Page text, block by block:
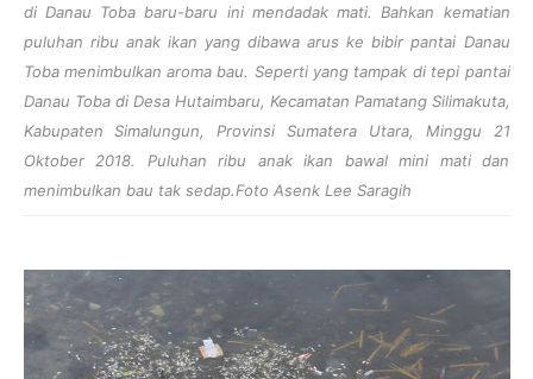
di Danau Toba baru-baru ini mendadak mati. Bahkan kematian
puluhan ribu anak ikan yang dibawa arus ke bibir pantai Danau
Toba menimbulkan aroma bau. Seperti yang tampak di tepi pantai
Danau Toba di Desa Hutaimbaru, Kecamatan Pamatang Silimakuta,
Kabupaten Simalungun, Provinsi Sumatera Utara, Minggu 21
Oktober 2018. Puluhan ribu anak ikan bawal mini mati dan
menimbulkan bau tak sedap.Foto Asenk Lee Saragih